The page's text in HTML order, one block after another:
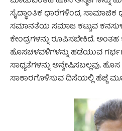
ಸೈದ್ಧಾಂತಿಕ ಧಾರೆಗಳಿಂದ,
ಸಮಾನತೆಯ ಸಮಾಜ ಕಟ್ಟುವ
ಕೇಂದ್ರಗಳನ್ನು ರೂಪಿಸಬೇಕಿದೆ. ಅಂತಹ
ಹೊಸಚಳವಳಿಗಳನ್ನು ಹಡೆಯುವ
ಸಾಧ್ಯತೆಗಳನ್ನು ಅನ್ವೇಷಿಸಬಲ್ಲವು.
ಸಾಕಾರಗೊಳಿಸುವ ದಿಸೆಯಲ್ಲಿ ಹೆಜ್ಜೆ